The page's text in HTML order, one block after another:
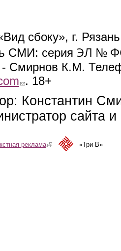
сбоку», г.
СМИ: серия ЭЛ №
- Смирнов К.М.
(link sends e-mail)
. 18+
Константин
сайта
реклама(link is external)«Три-В»